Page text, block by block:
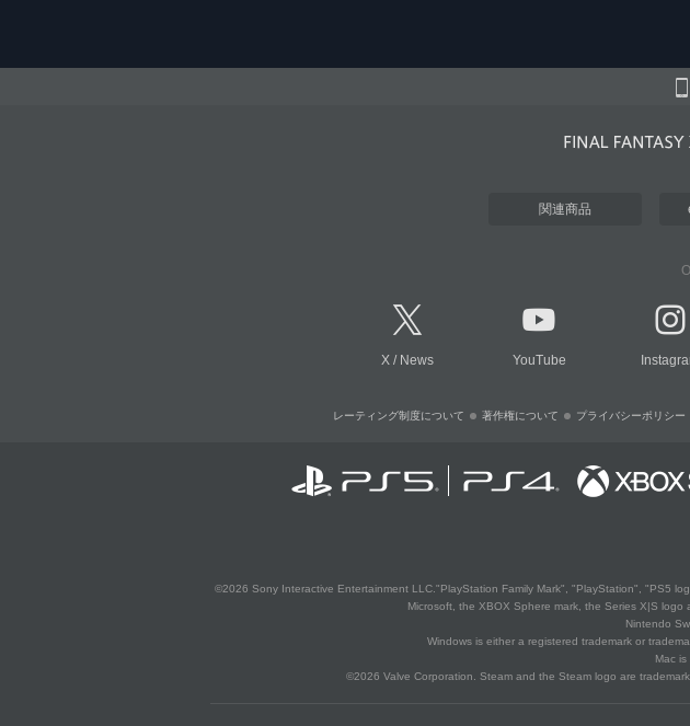
関連商品
X / News YouTube
レーティング制度について 著作権について プライバシーポリシー
©2026 Sony Interactive Entertainment LLC."PlayStation Family Mark", "PlayStation", "PS5
Microsoft, the XBOX Sphere mark, the Series X|S
Nintendo
Windows is either a registered trademark or
Mac is
©2026 Valve Corporation. Steam and the Steam logo are